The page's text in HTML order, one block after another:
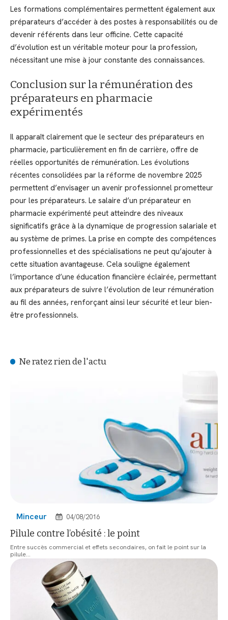
Les formations complémentaires permettent également aux
préparateurs d’accéder à des postes à responsabilités ou de
devenir référents dans leur officine. Cette capacité
d’évolution est un véritable moteur pour la profession,
nécessitant une mise à jour constante des connaissances.
Conclusion sur la rémunération des
préparateurs en pharmacie
expérimentés
Il apparaît clairement que le secteur des préparateurs en
pharmacie, particulièrement en fin de carrière, offre de
réelles opportunités de rémunération. Les évolutions
récentes consolidées par la réforme de novembre 2025
permettent d’envisager un avenir professionnel prometteur
pour les préparateurs. Le salaire d’un préparateur en
pharmacie expérimenté peut atteindre des niveaux
significatifs grâce à la dynamique de progression salariale et
au système de primes. La prise en compte des compétences
professionnelles et des spécialisations ne peut qu’ajouter à
cette situation avantageuse. Cela souligne également
l’importance d’une éducation financière éclairée, permettant
aux préparateurs de suivre l’évolution de leur rémunération
au fil des années, renforçant ainsi leur sécurité et leur bien-
être professionnels.
Ne ratez rien de l'actu
Minceur 04/08/2016
Pilule contre l’obésité : le point
Entre succès commercial et effets secondaires, on fait le point sur la
pilule…